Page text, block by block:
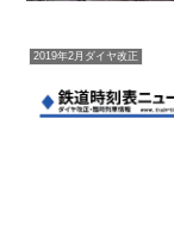
2019年2月ダイヤ改正